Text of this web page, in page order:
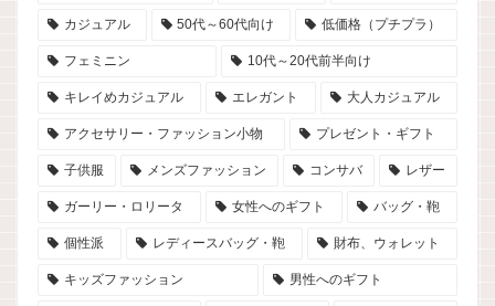
カジュアル 50代～60代向け 低価格（プチプラ）
フェミニン 10代～20代前半向け
キレイめカジュアル エレガント 大人カジュアル
アクセサリー・ファッション小物 プレゼント・ギフト
子供服 メンズファッション コンサバ レザー
ガーリー・ロリータ 女性へのギフト バッグ・鞄
個性派 レディースバッグ・鞄 財布、ウォレット
キッズファッション 男性へのギフト